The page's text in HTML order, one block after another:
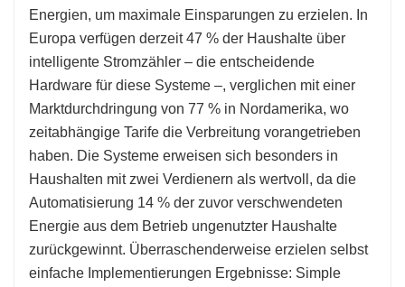
Energien, um maximale Einsparungen zu erzielen. In
Europa verfügen derzeit 47 % der Haushalte über
intelligente Stromzähler – die entscheidende
Hardware für diese Systeme –, verglichen mit einer
Marktdurchdringung von 77 % in Nordamerika, wo
zeitabhängige Tarife die Verbreitung vorangetrieben
haben. Die Systeme erweisen sich besonders in
Haushalten mit zwei Verdienern als wertvoll, da die
Automatisierung 14 % der zuvor verschwendeten
Energie aus dem Betrieb ungenutzter Haushalte
zurückgewinnt. Überraschenderweise erzielen selbst
einfache Implementierungen Ergebnisse: Simple